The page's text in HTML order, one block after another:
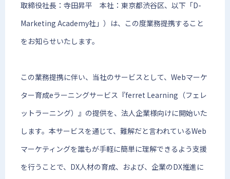
取締役社長：寺田昇平 本社：東京都渋谷区、以下「D-
Marketing Academy社」）は、この度業務提携すること
をお知らせいたします。
この業務提携に伴い、当社のサービスとして、Webマーケ
ター育成eラーニングサービス『ferret Learning（フェレ
ットラーニング）』の提供を、法人企業様向けに開始いた
します。本サービスを通じて、難解だと言われているWeb
マーケティングを誰もが手軽に簡単に理解できるよう支援
を行うことで、DX人材の育成、および、企業のDX推進に